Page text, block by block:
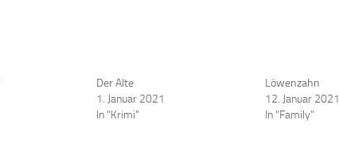
Der Alte
1. Januar 2021
In "Krimi"
Löwenzahn
12. Januar 2021
In "Family"